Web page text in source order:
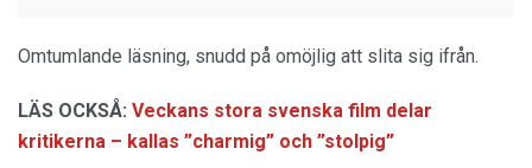
Omtumlande läsning, snudd på omöjlig att slita sig ifrån.
LÄS OCKSÅ: Veckans stora svenska film delar
kritikerna – kallas ”charmig” och ”stolpig”